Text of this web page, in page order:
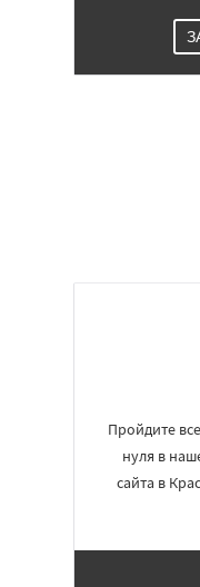
Пройдите
нуля в
сайта в